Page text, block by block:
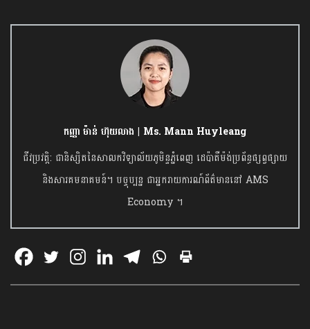
កញ្ញា ម៉ាន់ ហ៊ុយលាង | Ms. Mann Huyleang
ជីវប្រវត្តិ: ជានិស្សិតនៃសាលកវិទ្យាល័យភូមិន្ទភ្នំពេញ ដេប៉ាតឺម៉ង់ប្រព័ន្ធផ្សព្វផ្សាយ
និងសារគមនាគមន៍។ បច្ចុប្បន្ន ជាអ្នករាយការណ៍ព័ត៌មាននៅ AMS
Economy ។